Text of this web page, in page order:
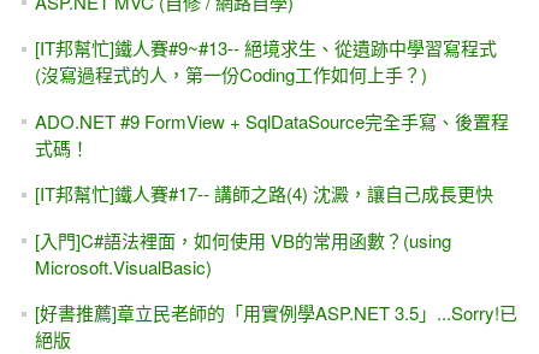
[IT邦幫忙]鐵人賽#9~#13-- 絕境求生、從遺跡中學習寫程式
(沒寫過程式的人，第一份Coding工作如何上手？)
ADO.NET #9 FormView + SqlDataSource完全手寫、後置程
式碼！
[IT邦幫忙]鐵人賽#17-- 講師之路(4) 沈澱，讓自己成長更快
[入門]C#語法裡面，如何使用 VB的常用函數？(using
Microsoft.VisualBasic)
[好書推薦]章立民老師的「用實例學ASP.NET 3.5」...Sorry!已
絕版